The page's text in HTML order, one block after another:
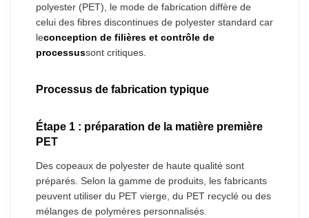
polyester (PET), le mode de fabrication diffère de
celui des fibres discontinues de polyester standard car
leconception de filières et contrôle de
processussont critiques.
Processus de fabrication typique
Étape 1 : préparation de la matière première
PET
Des copeaux de polyester de haute qualité sont
préparés. Selon la gamme de produits, les fabricants
peuvent utiliser du PET vierge, du PET recyclé ou des
mélanges de polymères personnalisés.